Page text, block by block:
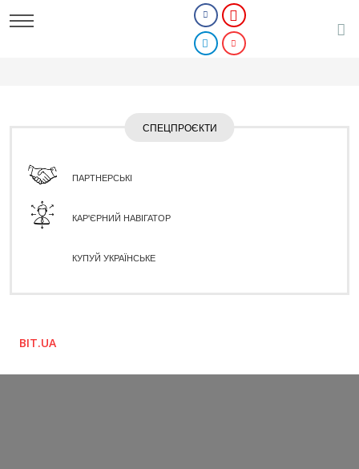
СПЕЦПРОЄКТИ
ПАРТНЕРСЬКІ
КАР'ЄРНИЙ НАВІГАТОР
КУПУЙ УКРАЇНСЬКЕ
BIT.UA